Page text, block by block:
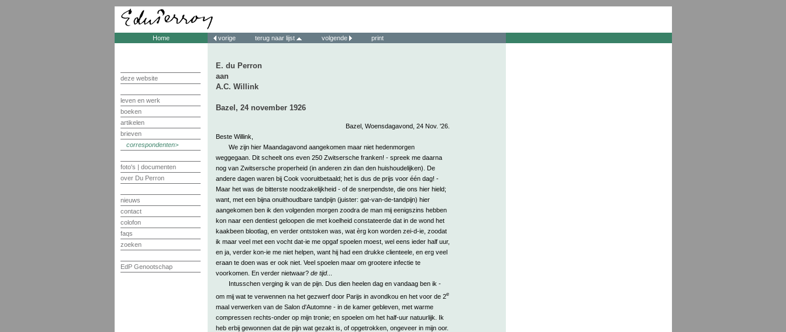
Home
deze website
leven en werk
boeken
artikelen
brieven
correspondenten
foto's | documenten
over Du Perron
nieuws
contact
colofon
faqs
zoeken
EdP Genootschap
vorige terug naar lijst volgende print
E. du Perron
aan
A.C. Willink
Bazel, 24 november 1926
Bazel, Woensdagavond, 24 Nov. '26.
Beste Willink,
We zijn hier Maandagavond aangekomen maar niet hedenmorgen
weggegaan. Dit scheelt ons even 250 Zwitsersche franken! - spreek me daarna
nog van Zwitsersche properheid (in anderen zin dan den huishoudelijken). De
andere dagen waren bij Cook vooruitbetaald; het is dus de prijs voor één dag! -
Maar het was de bitterste noodzakelijkheid - of de snerpendste, die ons hier hield;
want, met een bijna onuithoudbare tandpijn (juister: gat-van-de-tandpijn) hier
aangekomen ben ik den volgenden morgen zoodra de man mij eenigszins hebben
kon naar een dentiest geloopen die met koelheid constateerde dat in de wond het
kaakbeen blootlag, en verder ontstoken was, wat èrg kon worden zei-d-ie, zoodat
ik maar veel met een vocht dat-ie me opgaf spoelen moest, wel eens ieder half uur,
en ja, verder kon-ie me niet helpen, want hij had een drukke clienteele, en erg veel
eraan te doen was er ook niet. Veel spoelen maar om grootere infectie te
voorkomen. En verder nietwaar? de tijd...
Intusschen verging ik van de pijn. Dus dien heelen dag en vandaag ben ik -
om mij wat te verwennen na het gezwerf door Parijs in avondkou en het voor de 2e
maal verwerken van de Salon d'Automne - in de kamer gebleven, met warme
compressen rechts-onder op mijn tronie; en spoelen om het half-uur natuurlijk. Ik
heb erbij gewonnen dat de pijn wat gezakt is, of opgetrokken, ongeveer in mijn oor.